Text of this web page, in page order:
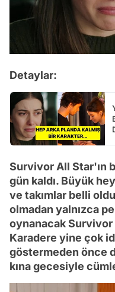
Detaylar:
Survivor All Star'ın
gün kaldı. Büyük
ve takımlar belli
olmadan yalnızca
oynanacak
Karadere yine çok
göstermeden önce
kına gecesiyle